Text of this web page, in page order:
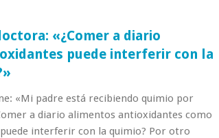
«¿Comer a diario
puede interferir con la
«Mi padre está recibiendo quimio por
a diario alimentos antioxidantes como
interferir con la quimio? Por otro